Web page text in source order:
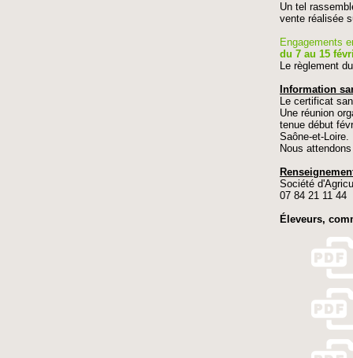
Un tel
vente réalisée
Engagements
du 7 au 15
Le règlement
Information
Le certificat
Une réunion
tenue début
Saône-et-Loire.
Nous
Société
07 84 21 11 44
Éleveurs,